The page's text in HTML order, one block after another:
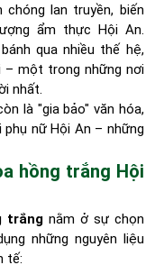
lan truyền, biến
ẩm thực Hội An.
qua nhiều thế hệ,
– một trong những nơi
nhất.
là "gia bảo" văn hóa,
nữ Hội An – những
hồng trắng Hội
trắngnằm ở sự chọn
những nguyên liệu
tế: